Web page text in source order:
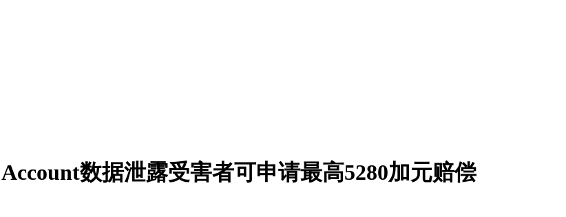
数据泄露受害者可申请最高5280加元赔偿